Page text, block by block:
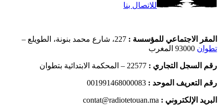
للاتصال بنا
المقر الاجتماعي للمؤسسة : 227، شارع محمد بنونة، الطويلع –
تطوان
رقم السجل التجاري : 22577 – المحكمة الابتدائية بتطوان
رقم التعريف الموحد : 001991468000083
البريد الإلكتروني : contat@radiotetouan.ma